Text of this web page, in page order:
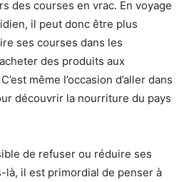
des courses en vrac. En voyage
il peut donc être plus
ses courses dans les
des produits aux
C’est même l’occasion d’aller dans
découvrir la nourriture du pays
de refuser ou réduire ses
là, il est primordial de penser à